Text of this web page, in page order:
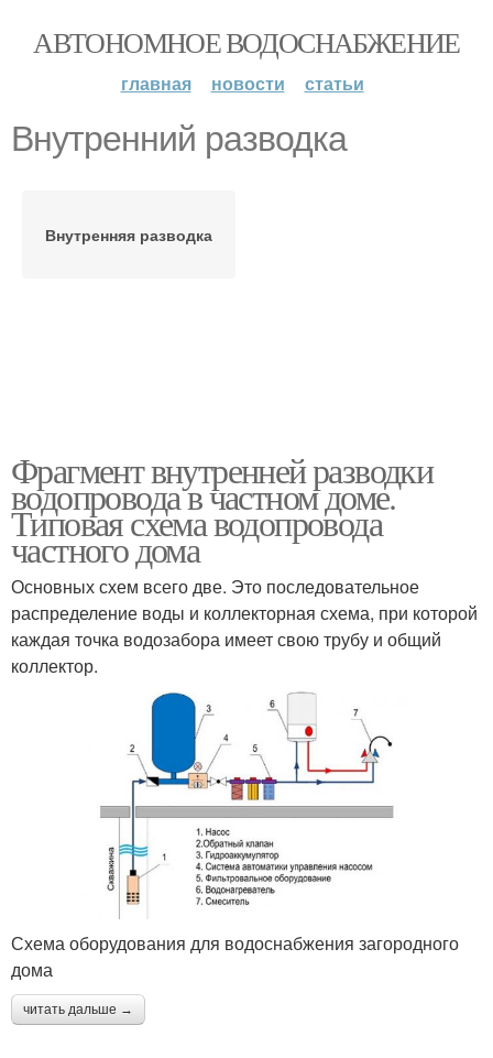
АВТОНОМНОЕ ВОДОСНАБЖЕНИЕ
главная новости статьи
Внутренний разводка
Внутренняя разводка
Фрагмент внутренней разводки
водопровода в частном доме.
Типовая схема водопровода
частного дома
Основных схем всего две. Это последовательное
распределение воды и коллекторная схема, при которой
каждая точка водозабора имеет свою трубу и общий
коллектор.
Схема оборудования для водоснабжения загородного
дома
читать дальше →